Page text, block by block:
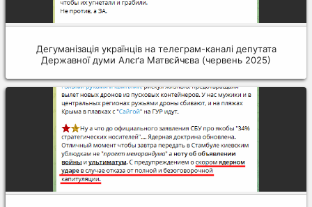
Дегуманізація українців на телеграм-каналі депутата
Державної думи Алєґа Матвєйчєва (червень 2025)